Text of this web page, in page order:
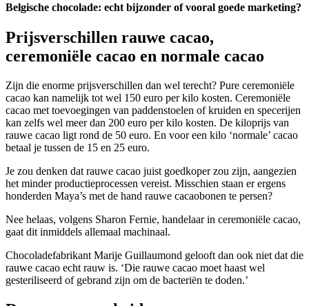
Belgische chocolade: echt bijzonder of vooral goede marketing?
Prijsverschillen rauwe cacao,
ceremoniële cacao en normale cacao
Zijn die enorme prijsverschillen dan wel terecht? Pure ceremoniële
cacao kan namelijk tot wel 150 euro per kilo kosten. Ceremoniële
cacao met toevoegingen van paddenstoelen of kruiden en specerijen
kan zelfs wel meer dan 200 euro per kilo kosten. De kiloprijs van
rauwe cacao ligt rond de 50 euro. En voor een kilo ‘normale’ cacao
betaal je tussen de 15 en 25 euro.
Je zou denken dat rauwe cacao juist goedkoper zou zijn, aangezien
het minder productieprocessen vereist. Misschien staan er ergens
honderden Maya’s met de hand rauwe cacaobonen te persen?
Nee helaas, volgens Sharon Fernie, handelaar in ceremoniële cacao,
gaat dit inmiddels allemaal machinaal.
Chocoladefabrikant Marije Guillaumond gelooft dan ook niet dat die
rauwe cacao echt rauw is. ‘Die rauwe cacao moet haast wel
gesteriliseerd of gebrand zijn om de bacteriën te doden.’